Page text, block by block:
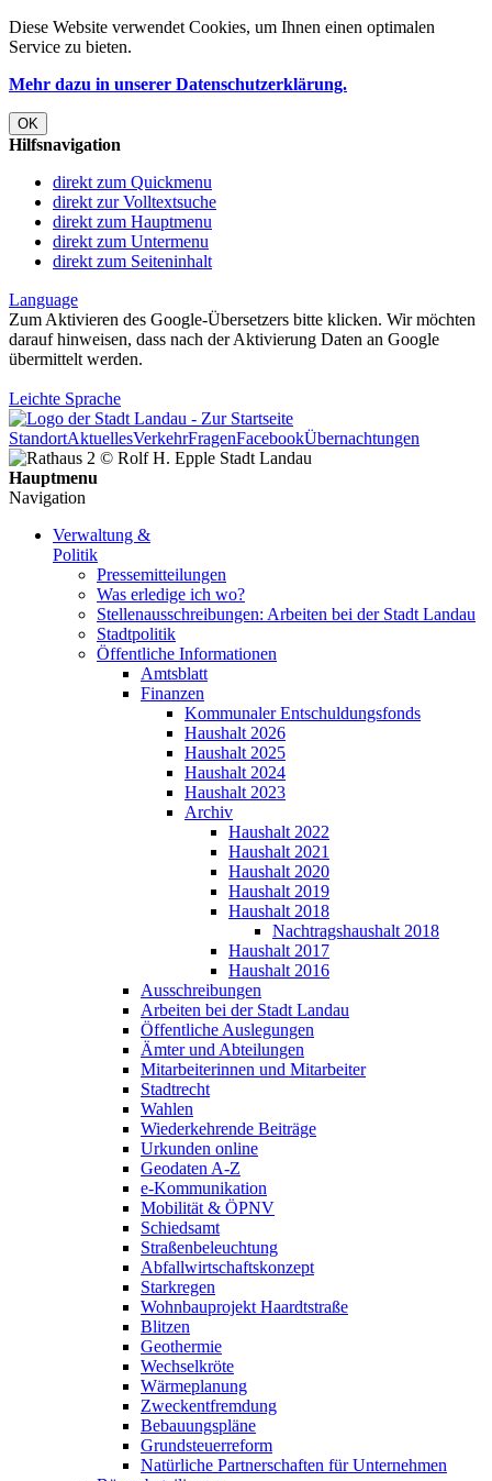
Diese Website verwendet Cookies, um Ihnen einen optimalen
Service zu bieten.
Mehr dazu in unserer Datenschutzerklärung.
OK
Hilfsnavigation
direkt zum Quickmenu
direkt zur Volltextsuche
direkt zum Hauptmenu
direkt zum Untermenu
direkt zum Seiteninhalt
Language
Zum Aktivieren des Google-Übersetzers bitte klicken. Wir möchten
darauf hinweisen, dass nach der Aktivierung Daten an Google
übermittelt werden.
Leichte Sprache
StandortAktuellesVerkehrFragenFacebookÜbernachtungen
Hauptmenu
Navigation
Verwaltung &
Politik
Pressemitteilungen
Was erledige ich wo?
Stellenausschreibungen: Arbeiten bei der Stadt Landau
Stadtpolitik
Öffentliche Informationen
Amtsblatt
Finanzen
Kommunaler Entschuldungsfonds
Haushalt 2026
Haushalt 2025
Haushalt 2024
Haushalt 2023
Archiv
Haushalt 2022
Haushalt 2021
Haushalt 2020
Haushalt 2019
Haushalt 2018
Nachtragshaushalt 2018
Haushalt 2017
Haushalt 2016
Ausschreibungen
Arbeiten bei der Stadt Landau
Öffentliche Auslegungen
Ämter und Abteilungen
Mitarbeiterinnen und Mitarbeiter
Stadtrecht
Wahlen
Wiederkehrende Beiträge
Urkunden online
Geodaten A-Z
e-Kommunikation
Mobilität & ÖPNV
Schiedsamt
Straßenbeleuchtung
Abfallwirtschaftskonzept
Starkregen
Wohnbauprojekt Haardtstraße
Blitzen
Geothermie
Wechselkröte
Wärmeplanung
Zweckentfremdung
Bebauungspläne
Grundsteuerreform
Natürliche Partnerschaften für Unternehmen